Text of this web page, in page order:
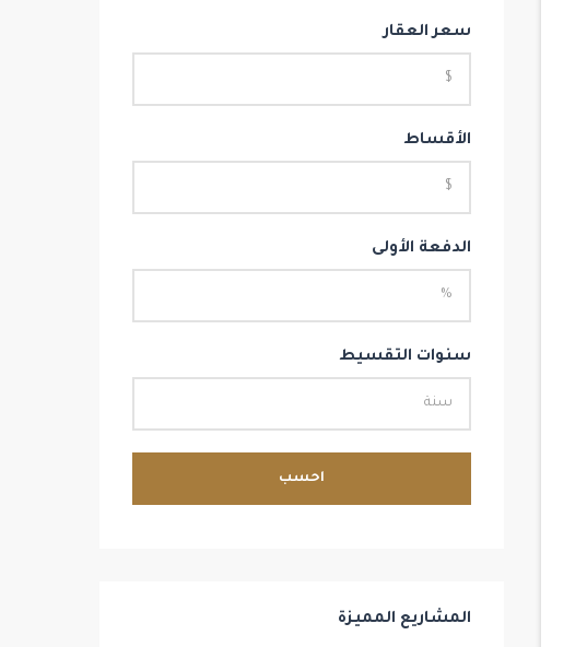
سعر العقار
الأقساط
الدفعة الأولى
سنوات التقسيط
احسب
المشاريع المميزة